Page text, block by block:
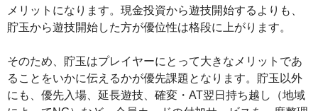
メリットになります。現金投資から遊技開始するよりも、
貯玉から遊技開始した方が優位性は格段に上がります。
そのため、貯玉はプレイヤーにとって大きなメリットであ
ることをいかに伝えるかが優先課題となります。貯玉以外
にも、優先入場、延長遊技、確変・AT翌日持ち越し（地域